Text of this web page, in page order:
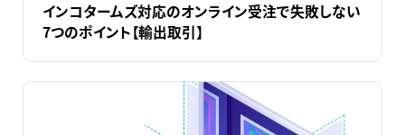
インコタームズ対応のオンライン受注で失敗しない
7つのポイント【輸出取引】